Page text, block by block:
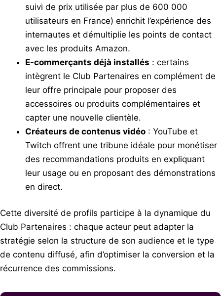
suivi de prix utilisée par plus de 600 000
utilisateurs en France) enrichit l’expérience des
internautes et démultiplie les points de contact
avec les produits Amazon.
E-commerçants déjà installés : certains
intègrent le Club Partenaires en complément de
leur offre principale pour proposer des
accessoires ou produits complémentaires et
capter une nouvelle clientèle.
Créateurs de contenus vidéo : YouTube et
Twitch offrent une tribune idéale pour monétiser
des recommandations produits en expliquant
leur usage ou en proposant des démonstrations
en direct.
Cette diversité de profils participe à la dynamique du
Club Partenaires : chaque acteur peut adapter la
stratégie selon la structure de son audience et le type
de contenu diffusé, afin d’optimiser la conversion et la
récurrence des commissions.